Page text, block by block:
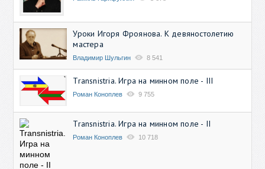
Уроки Игоря Фроянова. К девяностолетию
мастера
Владимир Шульгин 8 541
Transnistria. Игра на минном поле - III
Роман Коноплев 9 755
Transnistria. Игра на минном поле - II
Роман Коноплев 10 718